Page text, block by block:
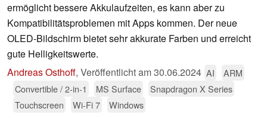
ermöglicht bessere Akkulaufzeiten, es kann aber zu
Kompatibilitätsproblemen mit Apps kommen. Der neue
OLED-Bildschirm bietet sehr akkurate Farben und erreicht
gute Helligkeitswerte.
Andreas Osthoff, Veröffentlicht am30.06.2024 AI
ARM
Convertible / 2-in-1
MS Surface
Snapdragon X Series
Touchscreen
Wi-Fi 7 Windows